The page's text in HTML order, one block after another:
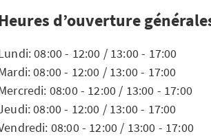
d’ouverture
08:00 - 12:00 / 13:00 - 17:00
08:00 - 12:00 / 13:00 - 17:00
08:00 - 12:00 / 13:00 - 17:00
08:00 - 12:00 / 13:00 - 17:00
08:00 - 12:00 / 13:00 - 17:00